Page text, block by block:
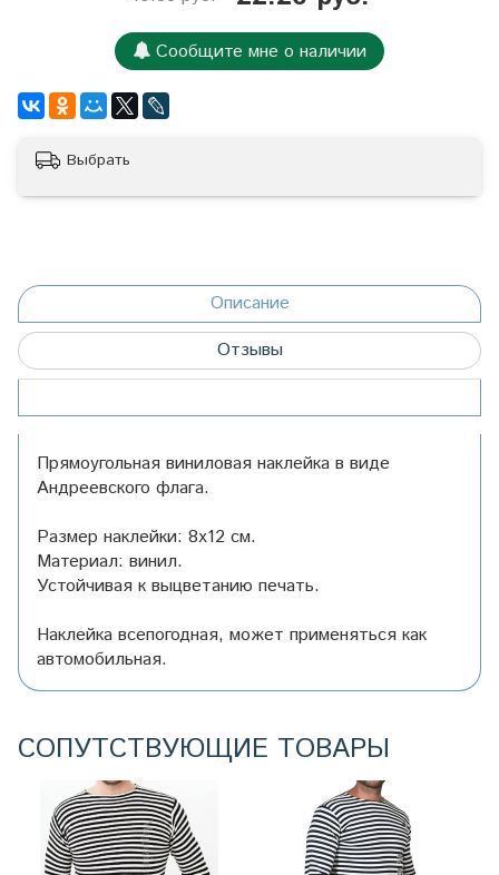
Сообщите мне о наличии
Выбрать
Описание
Отзывы
Прямоугольная виниловая наклейка в виде
Андреевского флага.
Размер наклейки: 8х12 см.
Материал: винил.
Устойчивая к выцветанию печать.
Наклейка всепогодная, может применяться как
автомобильная.
СОПУТСТВУЮЩИЕ ТОВАРЫ